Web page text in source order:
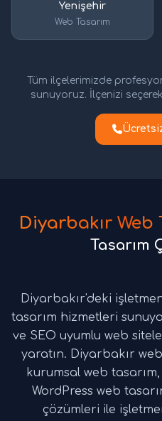
Yenişehir
Web Tasarım
Tüm ilçelerimizde
sunuyoruz. İlçenizi
Diyarbakır Web
Tasarım
Diyarbakır'deki
tasarım hizmetleri
ve SEO uyumlu web
yaratın. Diyarbakır
kurumsal web
WordPress web
çözümleri ile